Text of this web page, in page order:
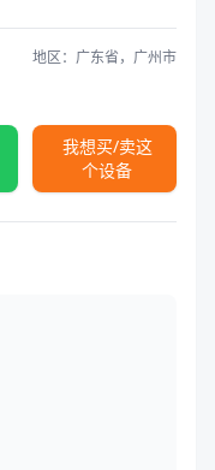
地区：广东省，广州市
我想买/卖这
个设备